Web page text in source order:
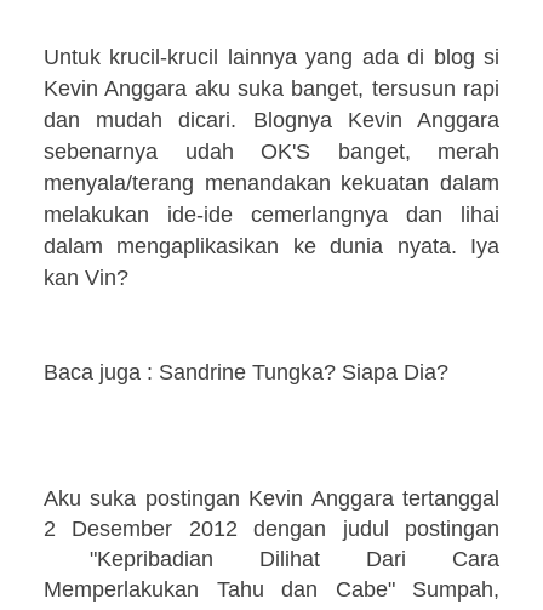
Untuk krucil-krucil lainnya yang ada di blog si
Kevin Anggara aku suka banget, tersusun rapi
dan mudah dicari. Blognya Kevin Anggara
sebenarnya udah OK'S banget, merah
menyala/terang menandakan kekuatan dalam
melakukan ide-ide cemerlangnya dan lihai
dalam mengaplikasikan ke dunia nyata. Iya
kan Vin?
Baca juga : Sandrine Tungka? Siapa Dia?
Aku suka postingan Kevin Anggara tertanggal
2 Desember 2012 dengan judul postingan
"Kepribadian Dilihat Dari Cara
Memperlakukan Tahu dan Cabe" Sumpah,